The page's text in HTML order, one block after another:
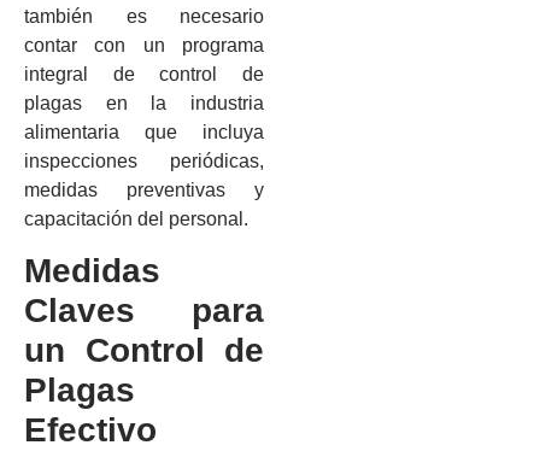
también es necesario
contar con un programa
integral de control de
plagas en la industria
alimentaria que incluya
inspecciones periódicas,
medidas preventivas y
capacitación del personal.
Medidas
Claves para
un Control de
Plagas
Efectivo